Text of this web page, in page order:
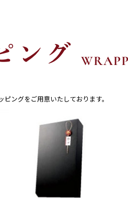
ングをご用意いたしております。